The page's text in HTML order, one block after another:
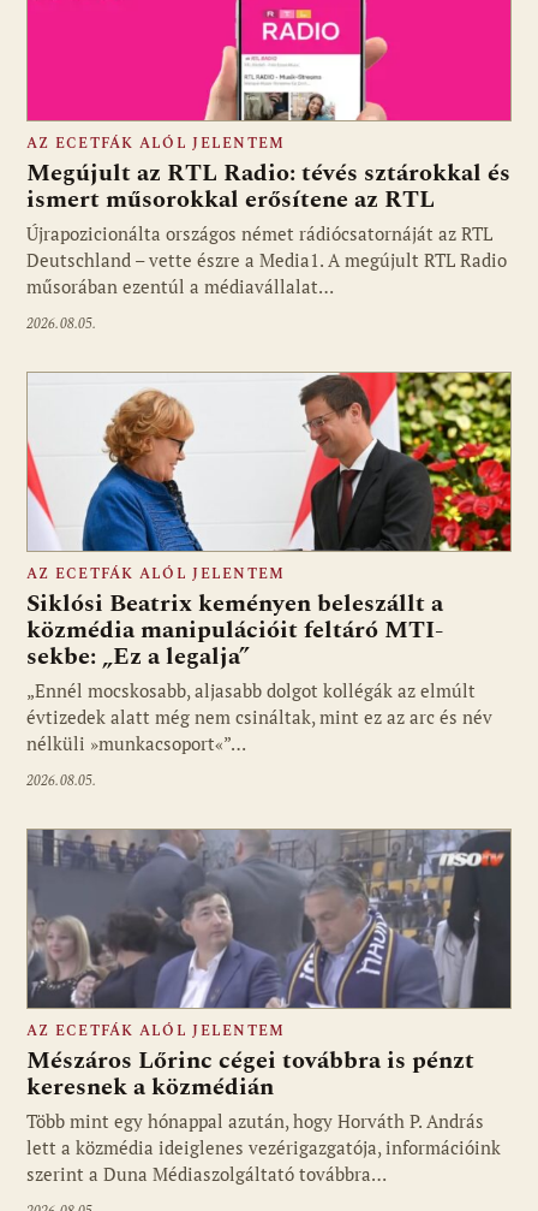
Fotó: media1.hu
AZ ECETFÁK ALÓL JELENTEM
Megújult az RTL Radio: tévés sztárokkal és
ismert műsorokkal erősítene az RTL
Újrapozicionálta országos német rádiócsatornáját az RTL
Deutschland – vette észre a Media1. A megújult RTL Radio
műsorában ezentúl a médiavállalat…
2026.08.05.
Fotó: media1.hu
AZ ECETFÁK ALÓL JELENTEM
Siklósi Beatrix keményen beleszállt a
közmédia manipulációit feltáró MTI-
sekbe: „Ez a legalja”
„Ennél mocskosabb, aljasabb dolgot kollégák az elmúlt
évtizedek alatt még nem csináltak, mint ez az arc és név
nélküli »munkacsoport«”…
2026.08.05.
Fotó: media1.hu
AZ ECETFÁK ALÓL JELENTEM
Mészáros Lőrinc cégei továbbra is pénzt
keresnek a közmédián
Több mint egy hónappal azután, hogy Horváth P. András
lett a közmédia ideiglenes vezérigazgatója, információink
szerint a Duna Médiaszolgáltató továbbra…